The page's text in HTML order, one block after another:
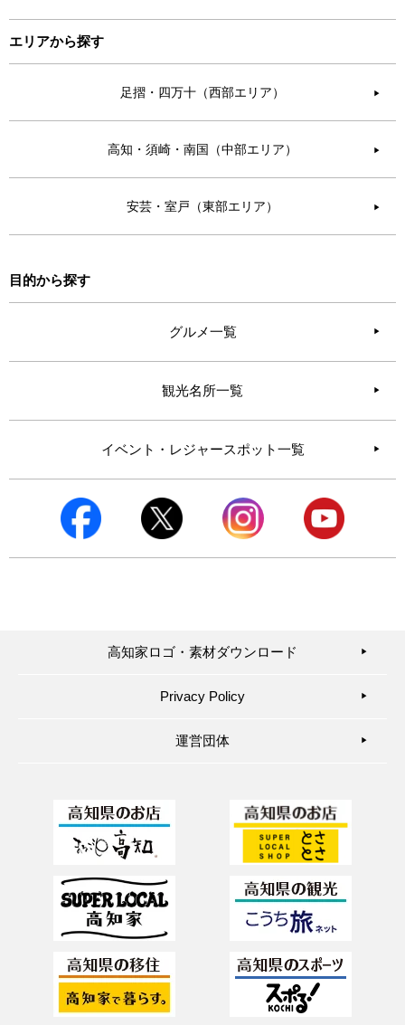
エリアから探す
足摺・四万十（西部エリア） ▶︎
高知・須崎・南国（中部エリア） ▶︎
安芸・室戸（東部エリア） ▶︎
目的から探す
グルメ一覧
観光名所一覧
イベント・レジャースポット一覧
高知家ロゴ・素材ダウンロード ▶︎
Privacy Policy ▶︎
運営団体 ▶︎